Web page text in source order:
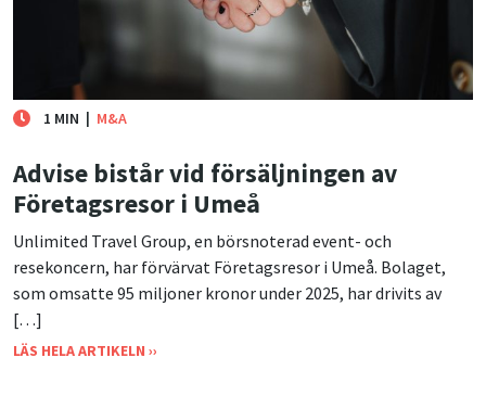
1 MIN | M&A
Advise bistår vid försäljningen av
Företagsresor i Umeå
Unlimited Travel Group, en börsnoterad event- och
resekoncern, har förvärvat Företagsresor i Umeå. Bolaget,
som omsatte 95 miljoner kronor under 2025, har drivits av
[…]
LÄS HELA ARTIKELN ››